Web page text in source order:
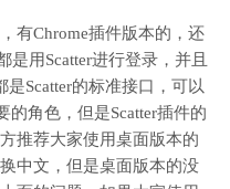
有Chrome插件版本的，还
用Scatter进行登录，并且
Scatter的标准接口，可以
的角色，但是Scatter插件的
推荐大家使用桌面版本的
中文，但是桌面版本的没